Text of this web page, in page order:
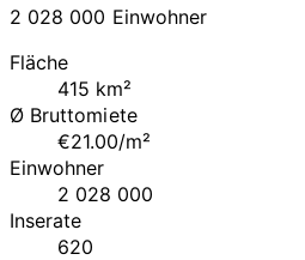
2 028 000 Einwohner
Fläche
415 km²
Ø Bruttomiete
€21.00/m²
Einwohner
2 028 000
Inserate
620